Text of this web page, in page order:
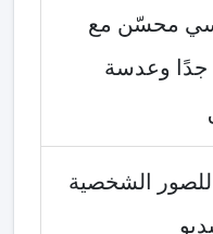
محسّن مع
وعدسة
الشخصية